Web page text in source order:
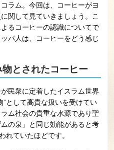
ラム。今回は、コーヒーがヨ
関して見ていきましょう。こ
るコーヒーの認識についてで
パ人は、コーヒーをどう感じ
とされたコーヒー
民衆に定着したイスラム世界
”として高貴な扱いを受けてい
ム社会の貴重な水源であり聖
の泉」と同じ効能があると考
れていたほどです。